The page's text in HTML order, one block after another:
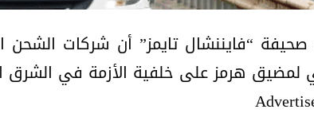
“فايننشال تايمز” أن شركات الشحن
لمضيق هرمز على خلفية الأزمة في الشرق